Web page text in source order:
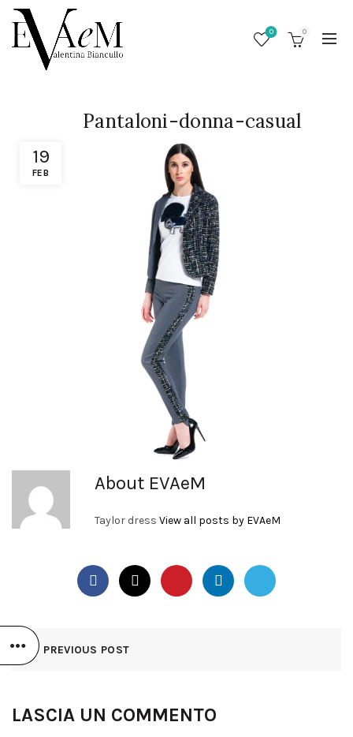
0 0
19
FEB
Pantaloni-donna-casual
About EVAeM
Taylor dress View all posts by EVAeM
PREVIOUS POST
LASCIA UN COMMENTO